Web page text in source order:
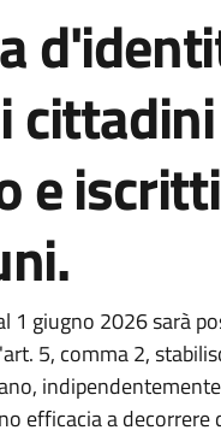
e
giugno 2026 sarà
5, comma 2,
efficacia a decorrere